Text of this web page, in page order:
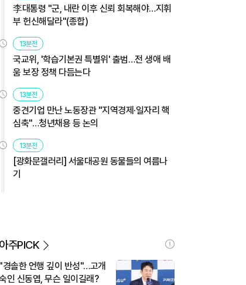
李대통령 "군, 내란 이후 신뢰 회복해야…지휘
부 헌신해달라"(종합)
13분전
국교위, '학습기본권 특별위' 출범…전 생애 배
움 보장 정책 다듬는다
13분전
중견기업 만난 노동장관 "지역경제·일자리 핵
심축"…청년채용 등 논의
13분전
[광화문갤러리] 서울대공원 동물들의 여름나
기
아주PICK
"경솔한 언행 깊이 반성"…고개
인 신동엽, 무슨 일이길래?